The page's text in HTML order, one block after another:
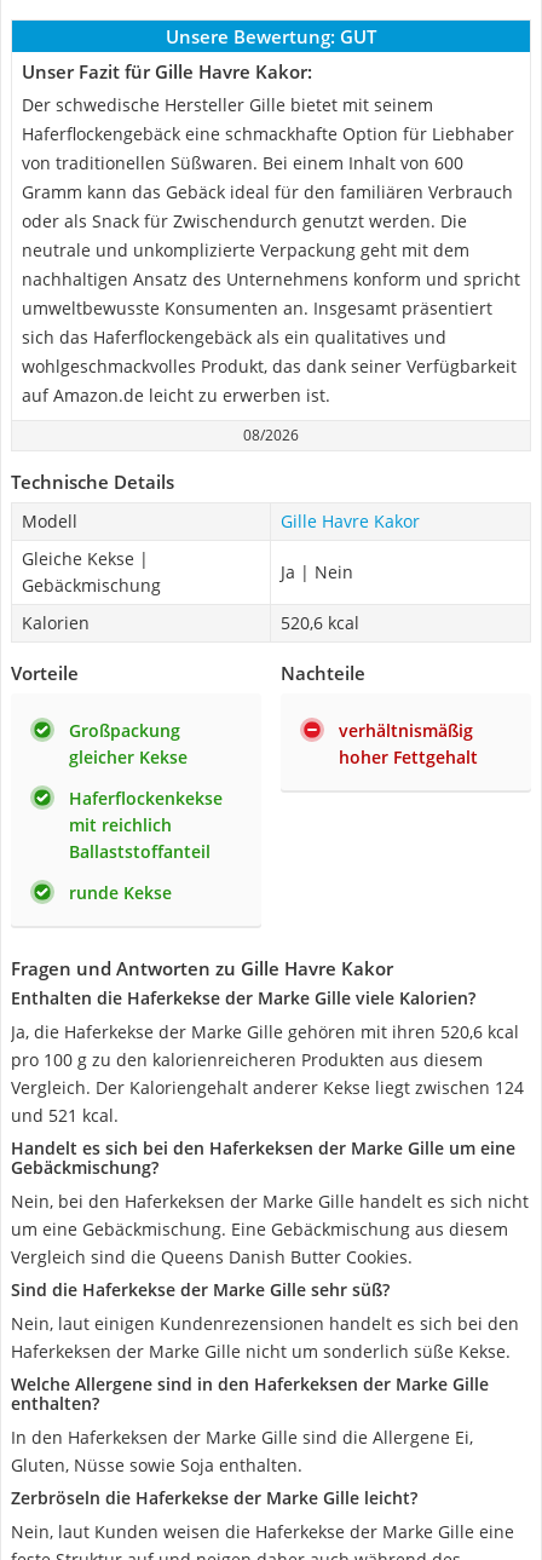
Unsere Bewertung: GUT
Unser Fazit für Gille Havre Kakor:
Der schwedische Hersteller Gille bietet mit seinem
Haferflockengebäck eine schmackhafte Option für Liebhaber
von traditionellen Süßwaren. Bei einem Inhalt von 600
Gramm kann das Gebäck ideal für den familiären Verbrauch
oder als Snack für Zwischendurch genutzt werden. Die
neutrale und unkomplizierte Verpackung geht mit dem
nachhaltigen Ansatz des Unternehmens konform und spricht
umweltbewusste Konsumenten an. Insgesamt präsentiert
sich das Haferflockengebäck als ein qualitatives und
wohlgeschmackvolles Produkt, das dank seiner Verfügbarkeit
auf Amazon.de leicht zu erwerben ist.
08/2026
Technische Details
Modell
Gille Havre Kakor
Gleiche Kekse |
Gebäckmischung
Ja | Nein
Kalorien 520,6 kcal
Vorteile
Großpackung
gleicher Kekse
Haferflockenkekse
mit reichlich
Ballaststoffanteil
runde Kekse
Nachteile
verhältnismäßig
hoher Fettgehalt
Fragen und Antworten zu Gille Havre Kakor
Enthalten die Haferkekse der Marke Gille viele Kalorien?
Ja, die Haferkekse der Marke Gille gehören mit ihren 520,6 kcal
pro 100 g zu den kalorienreicheren Produkten aus diesem
Vergleich. Der Kaloriengehalt anderer Kekse liegt zwischen 124
und 521 kcal.
Handelt es sich bei den Haferkeksen der Marke Gille um eine
Gebäckmischung?
Nein, bei den Haferkeksen der Marke Gille handelt es sich nicht
um eine Gebäckmischung. Eine Gebäckmischung aus diesem
Vergleich sind die Queens Danish Butter Cookies.
Sind die Haferkekse der Marke Gille sehr süß?
Nein, laut einigen Kundenrezensionen handelt es sich bei den
Haferkeksen der Marke Gille nicht um sonderlich süße Kekse.
Welche Allergene sind in den Haferkeksen der Marke Gille
enthalten?
In den Haferkeksen der Marke Gille sind die Allergene Ei,
Gluten, Nüsse sowie Soja enthalten.
Zerbröseln die Haferkekse der Marke Gille leicht?
Nein, laut Kunden weisen die Haferkekse der Marke Gille eine